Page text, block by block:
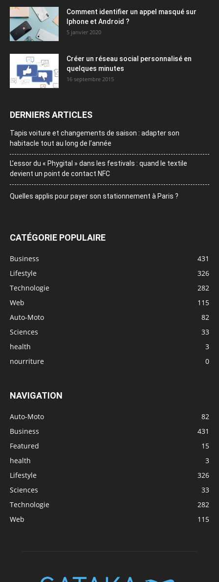
Comment identifier un appel masqué sur
Iphone et Android ?
5 janvier 2020
Créer un réseau social personnalisé en
quelques minutes
16 septembre 2015
DERNIERS ARTICLES
Tapis voiture et changements de saison : adapter son
habitacle tout au long de l’année
L’essor du « Phygital » dans les festivals : quand le textile
devient un point de contact NFC
Quelles applis pour payer son stationnement à Paris ?
CATÉGORIE POPULAIRE
Business
431
Lifestyle
326
Technologie
282
Web
115
Auto-Moto
82
Sciences
33
health
3
nourriture
0
NAVIGATION
Auto-Moto
82
Business
431
Featured
15
health
3
Lifestyle
326
Sciences
33
Technologie
282
Web
115